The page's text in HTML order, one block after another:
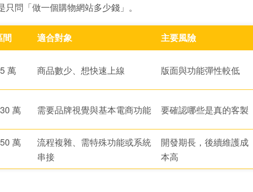
問「做一個購物網站多少錢」。
間 適合對象
主要風險
萬 商品數少、想快速上線 版面與功能彈性較低
萬 需要品牌視覺與基本電商功能 要確認哪些是真的客製
萬
流程複雜、需特殊功能或系統
串接
開發期長，後續維護成
本高